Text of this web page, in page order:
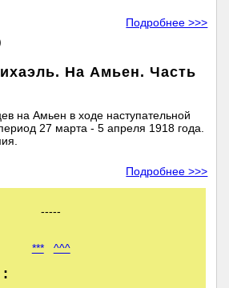
Подробнее >>>
На Амьен. Часть
на Амьен в ходе наступательной
27 марта - 5 апреля 1918 года.
Подробнее >>>
-----
*** ^^^